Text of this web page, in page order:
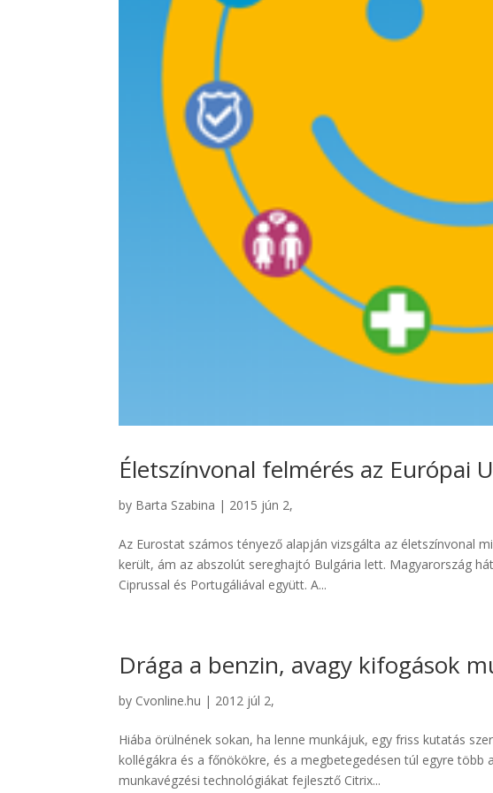
Életszínvonal felmérés az Európai
by Barta Szabina | 2015 jún 2,
Az Eurostat számos tényező alapján vizsgálta az életszínvonal
került, ám az abszolút sereghajtó Bulgária lett. Magyarország
Ciprussal és Portugáliával együtt. A...
Drága a benzin, avagy kifogások
by Cvonline.hu | 2012 júl 2,
Hiába örülnének sokan, ha lenne munkájuk, egy friss kutatás
kollégákra és a főnökökre, és a megbetegedésen túl egyre több
munkavégzési technológiákat fejlesztő Citrix...